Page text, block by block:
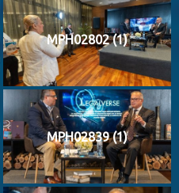
MPH02802 (1)
MPH02839 (1)